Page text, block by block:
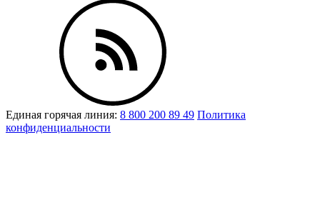
Единая горячая линия: 8 800 200 89 49 Политика
конфиденциальности